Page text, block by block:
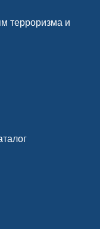
терроризма и